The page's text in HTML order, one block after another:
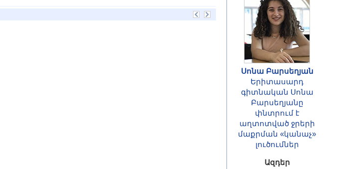
Սոնա Բարսեղյան
Երիտասարդ
գիտնական Սոնա
Բարսեղյանը
փնտրում է
աղտոտված ջրերի
մաքրման «կանաչ»
լուծումներ
Ազդեր
ՀԱՅՏԱՐԱՐՈՒԹՅՈՒՆ
Հայաստանի
Հանրապետության